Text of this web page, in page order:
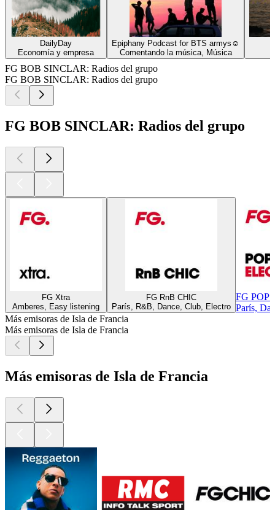
DailyDay
Economía y empresa
Epiphany Podcast for BTS armys☺
Comentando la música, Música
FG BOB SINCLAR: Radios del grupo
FG BOB SINCLAR: Radios del grupo
FG BOB SINCLAR: Radios del grupo
FG Xtra
Amberes, Easy listening
FG RnB CHIC
París, R&B, Dance, Club, Electro
FG POP
París,
Más emisoras de Isla de Francia
Más emisoras de Isla de Francia
Más emisoras de Isla de Francia